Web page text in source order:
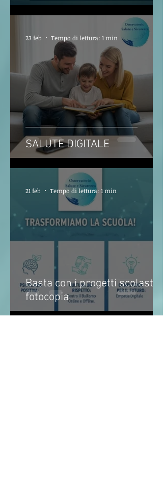
SALUTE DIGITALE
23 feb Tempo di lettura: 1 min
Basta con i progetti scolastici
fotocopia
21 feb Tempo di lettura: 1 min